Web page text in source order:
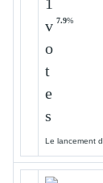
7.9%
Le lancement